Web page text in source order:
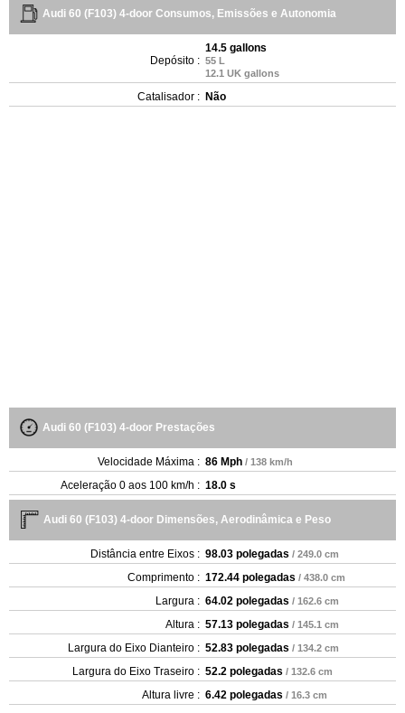
Audi 60 (F103) 4-door Consumos, Emissões e Autonomia
Depósito :
14.5 gallons
55 L
12.1 UK gallons
Catalisador : Não
Audi 60 (F103) 4-door Prestações
Velocidade Máxima : 86 Mph / 138 km/h
Aceleração 0 aos 100 km/h : 18.0 s
Audi 60 (F103) 4-door Dimensões, Aerodinâmica e Peso
Distância entre Eixos : 98.03 polegadas / 249.0 cm
Comprimento : 172.44 polegadas / 438.0 cm
Largura : 64.02 polegadas / 162.6 cm
Altura : 57.13 polegadas / 145.1 cm
Largura do Eixo Dianteiro : 52.83 polegadas / 134.2 cm
Largura do Eixo Traseiro : 52.2 polegadas / 132.6 cm
Altura livre : 6.42 polegadas / 16.3 cm